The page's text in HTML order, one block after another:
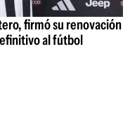
firmó su renovación
al fútbol